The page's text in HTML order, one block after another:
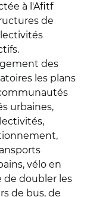
à l'Afitf
de
des
les plans
urbaines,
vélo en
de doubler les
de bus, de